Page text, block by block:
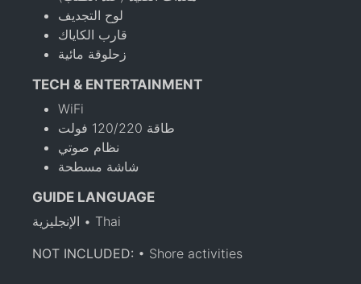
لوح التجديف
قارب الكاياك
زحلوقة مائية
TECH & ENTERTAINMENT
WiFi
طاقة 120/220 فولت
نظام صوتي
شاشة مسطحة
GUIDE LANGUAGE
الإنجليزية • Thai
NOT INCLUDED: • Shore activities